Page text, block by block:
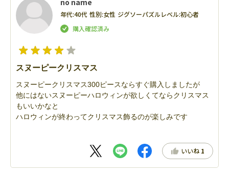
no name
年代:40代 性別:女性 ジグソーパズルレベル:初心者
スヌーピークリスマス
スヌーピークリスマス300ピースならすぐ購入しましたが
他にはないスヌーピーハロウィンが欲しくてならクリスマス
もいいかなと
ハロウィンが終わってクリスマス飾るのが楽しみです
いいね 1